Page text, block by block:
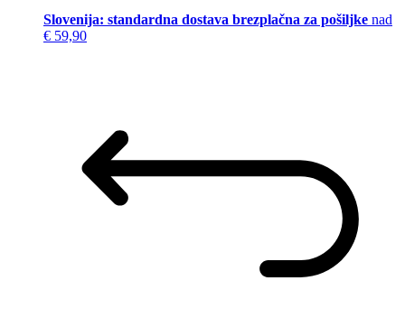
Slovenija: standardna dostava brezplačna za pošiljke nad
€ 59,90